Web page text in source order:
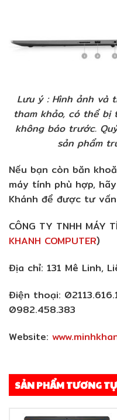
Lưu ý : Hình ảnh và
tham khảo, có thể
không báo trước.
sản phẩm
Nếu bạn còn băn
máy tính phù hợp,
Khánh để được tư
CÔNG TY TNHH MÁY
KHANH COMPUTER)
Địa chỉ: 131 Mê Linh,
Điện thoại:
0982.458.383
Website:
SẢN PHẨM TƯƠNG TỰ